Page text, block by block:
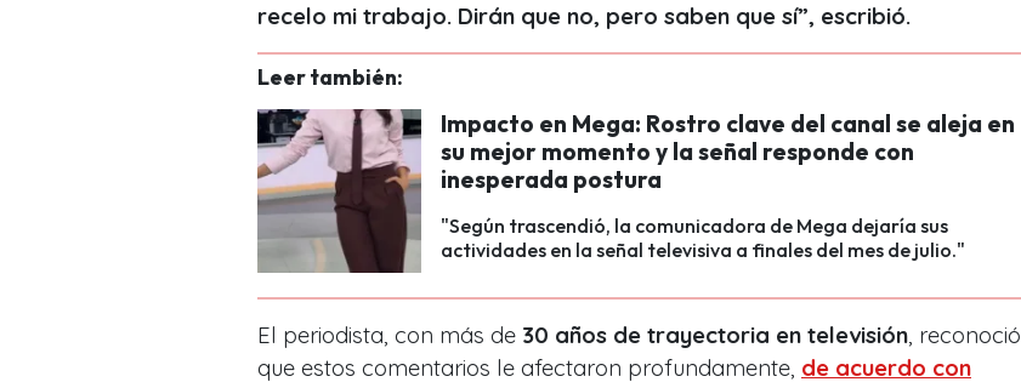
recelo mi trabajo. Dirán que no, pero saben que sí”, escribió.
Leer también:
Impacto en Mega: Rostro clave del canal se aleja en
su mejor momento y la señal responde con
inesperada postura
"Según trascendió, la comunicadora de Mega dejaría sus
actividades en la señal televisiva a finales del mes de julio."
El periodista, con más de 30 años de trayectoria en televisión , reconoció
que estos comentarios le afectaron profundamente, de acuerdo con